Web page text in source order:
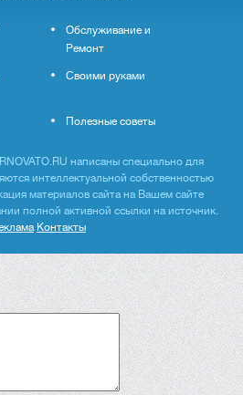
Обслуживание и
Ремонт
Своими руками
Полезные советы
написаны специально для
интеллектуальной собственностью
материалов сайта на Вашем сайте
полной активной ссылки на источник.
Контакты